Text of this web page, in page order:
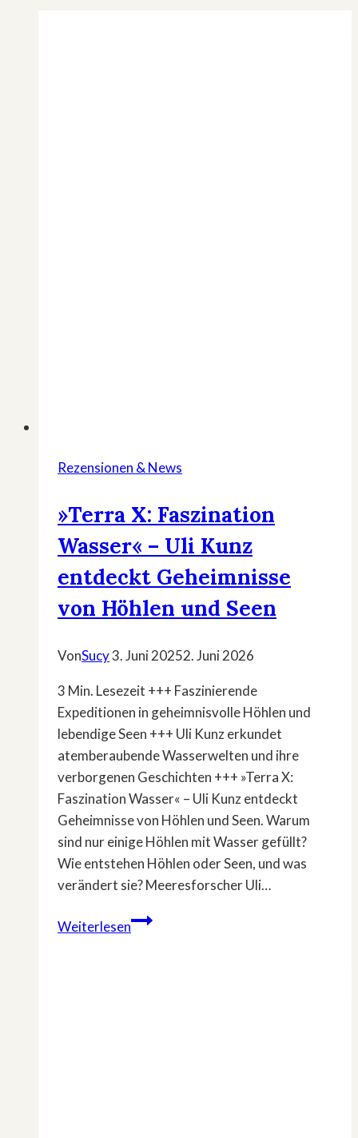
Rezensionen & News
»Terra X: Faszination
Wasser« – Uli Kunz
entdeckt Geheimnisse
von Höhlen und Seen
VonSucy3. Juni 20252. Juni 2026
3 Min. Lesezeit +++ Faszinierende
Expeditionen in geheimnisvolle Höhlen und
lebendige Seen +++ Uli Kunz erkundet
atemberaubende Wasserwelten und ihre
verborgenen Geschichten +++ »Terra X:
Faszination Wasser« – Uli Kunz entdeckt
Geheimnisse von Höhlen und Seen. Warum
sind nur einige Höhlen mit Wasser gefüllt?
Wie entstehen Höhlen oder Seen, und was
verändert sie? Meeresforscher Uli…
Weiterlesen»Terra